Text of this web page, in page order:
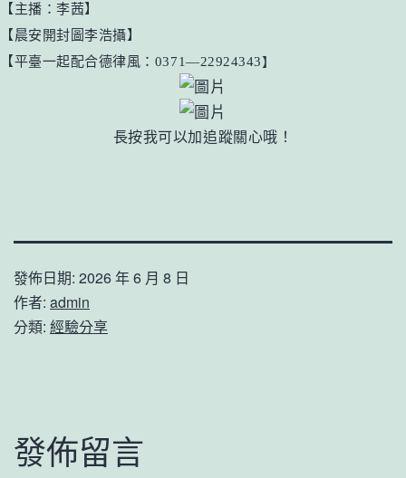
【主播：李茜】
【晨安開封 圖李浩攝】
【平臺一起配合德律風：0371—22924343】
長按我可以加追蹤關心哦！
發佈日期: 2026 年 6 月 8 日
作者: admin
分類: 經驗分享
發佈留言